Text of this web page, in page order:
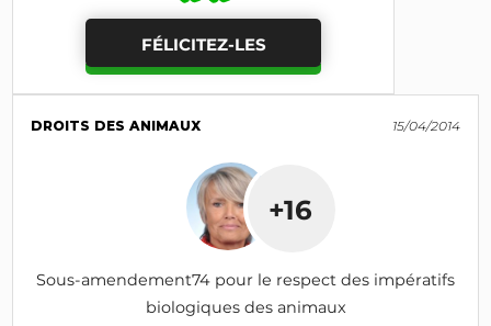
FÉLICITEZ-LES
DROITS DES ANIMAUX 15/04/2014
+16
Sous-amendement74 pour le respect des impératifs
biologiques des animaux